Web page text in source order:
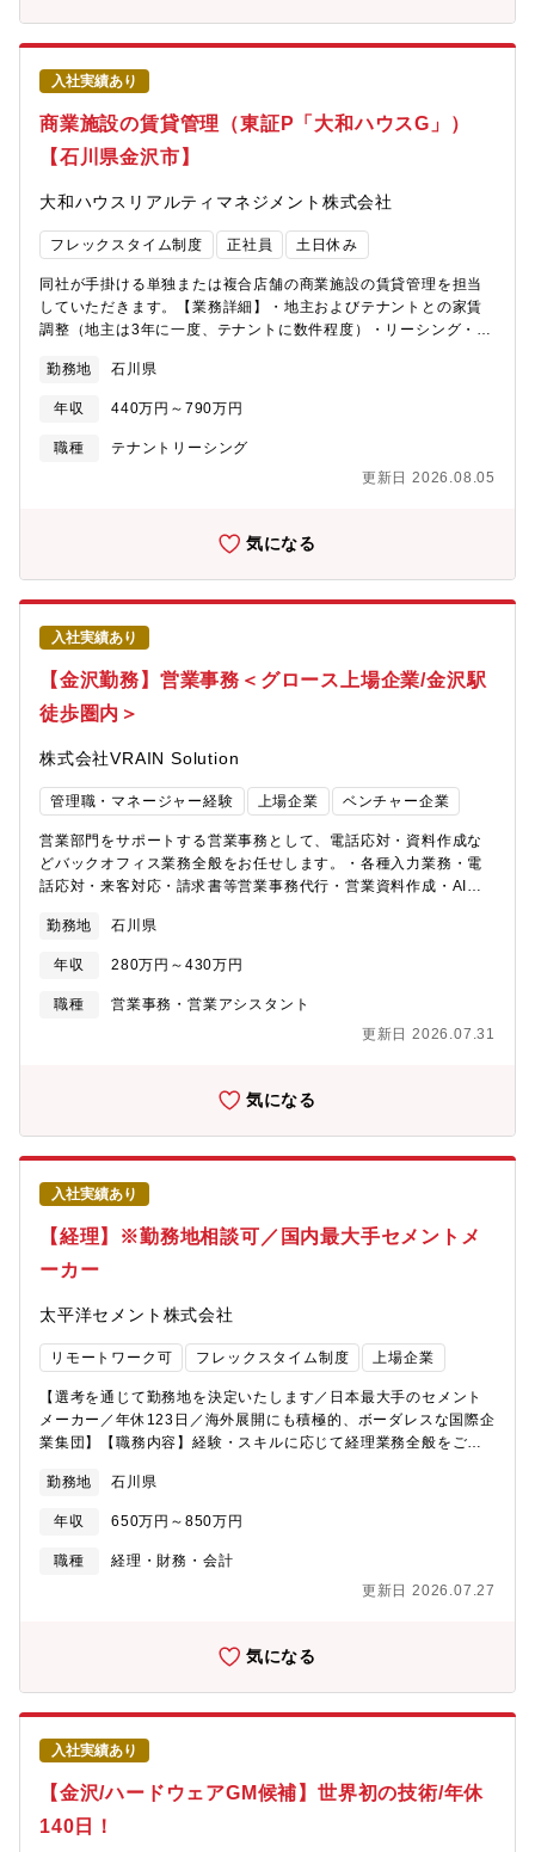
に資する製品を製造する主力工場において工程改善を主導するこ
とで、生産技術の第一線で活躍できます。業務の詳細車載用ガス
センサ（ジルコニア素子）の量産立上げ・生産性改善・品質向上
業務（1）設備改造および量産工程の立上げ・条件最適化（2）タ
クト短縮・歩留改善等による生産性向上および能力増強（3）品質
向上に向けた工程標準化・管理手法の改善【求める人物像】量産
品の工程改善業務において、関連部門と連携しながら、主体的に
ルールを疑い、あるべき姿を追求できる方・周りを巻き込み、一
丸となって目標を達成することにやりがいを感じる方・前向き
で、戦略的・論理的思考ができる方【活かせるスキル】・設備立
る工程設計・工程管理の経験・統計的手法を用いた品質管理・改
善業務の経験・自動車関連部品における品質管理・改善手法の知
識・各種セラミックプロセスの知識（原料調合～焼成）・セラミ
ック評価技術の知識（固体化学、有機化学、電気化学、触媒反
ェクト管理・推進能力・設備立上（条件出し～量産安定化）に必
析力（ビッグデータ活用含む）・IE（インダストリアルエンジニ
アリング）を活用した生産性改善手法・車載用ガスセンサおよび
本部 センサ事業部 生産技術2部【職場の雰囲気】製造現場の近
入社実績あり
商業施設の賃貸管理（東証P「大和ハウスG」）
【石川県金沢市】
大和ハウスリアルティマネジメント株式会社
フレックスタイム制度 正社員 土日休み
同社が手掛ける単独または複合店舗の商業施設の賃貸管理を担当
していただきます。【業務詳細】・地主およびテナントとの家賃
調整（地主は3年に一度、テナントに数件程度）・リーシング・契
作業 など※配属部署：北陸支店 賃貸課（金沢営業所）【入社
後の流れ】入社後は数物件からお任せし、チーム内で役割分担を
しながら、担当物件を増やしていく予定です。業務内容は幅広い
ため、様々な経験が積めます。ゆくゆくは後輩を持ってリーダー
勤務地 石川県
年収 440万円～790万円
職種
テナントリーシング
更新日 2026.08.05
気になる
入社実績あり
【金沢勤務】営業事務＜グロース上場企業/金沢駅
徒歩圏内＞
株式会社VRAIN Solution
管理職・マネージャー経験 上場企業 ベンチャー企業
営業部門をサポートする営業事務として、電話応対・資料作成な
どバックオフィス業務全般をお任せします。・各種入力業務・電
話応対・来客対応・請求書等営業事務代行・営業資料作成・AI学
ど）※営業資料作成についてはFMTがあり、入力作業になりま
す。パワーポイントの知識がなくても大丈夫です。【魅力ポイン
ト】★同社ではAIソフトウェアやハードウェアも保有していると
同時に、ベンダーフリーで顧客にカスタマイズしたライン提案を
利益が508％の成長を実現しており、2024年2月にはグロース市
しております！ ※売上総利益率80％以上★日本の製造業のデフ
ァクトスタンダードを本気で創りにいっている企業であり、日本
経済の競争力の向上へ直接的に寄与することにつながるため、社
会貢献性も含めた事業への誇りを持つことができます！【魅力ポ
イント】・2020年設立のスタートアップで、設立4年目で上場を
成し遂げた企業です！・現在は外観検査事業およびコンサルティ
ング事業を中心に事業拡大中で、売上高はYonY200%程度の成長
や高い営業利益率と収益性の高い事業経営を展開しており、新規
顧客数も右肩上がりに増えております！・新卒の20代前半の若手
しており、ボードメンバーはキーエンス出身者や大手銀行出身者
で構成され、スタートアップながらも堅実な経営を推進して企業
です！
勤務地 石川県
年収 280万円～430万円
職種
営業事務・営業アシスタント
更新日 2026.07.31
気になる
入社実績あり
【経理】※勤務地相談可／国内最大手セメントメ
ーカー
太平洋セメント株式会社
リモートワーク可 フレックスタイム制度 上場企業
【選考を通じて勤務地を決定いたします／日本最大手のセメント
メーカー／年休123日／海外展開にも積極的、ボーダレスな国際企
業集団】【職務内容】経験・スキルに応じて経理業務全般をご担
業務を担当頂くことを想定しております。■月次／年次決算 ■連
結決算 ■予算編成■監査法人対応 ■有価証券報告書作成 ■税務
申告等※本社勤務の場合は、決算・予算編成業務等の各種会計業
務をご担当いただきます。その他、工場・事業部・支店・海外事
もございます。※総合職での採用（転勤有）のため、経理部門に
幅広く活躍するチャンスが有ります。【募集背景】■経理業務の高
度化によるグループ全体での体制強化の為、増員募集。【組織構
成】■本社経理部：本社経理部は36名（50代2名、40代7名、30代
17名、20代以下10名） 経理グループ（単体/連結決算・管理会
計・税務など）と財務グループなど機能が分かれております。■支
店・工場経理：拠点によって人数は変わりますが、管理職1名＋メ
ンバー２～４名程度のイメージです。※面談等を通じて伺った希
望勤務地については、選考の中で考慮いたします。適性と組織状
況により、本社／支店(全国8か所)／工場(6か所)、グループ会社の
勤務地 石川県
年収 650万円～850万円
職種
経理・財務・会計
更新日 2026.07.27
気になる
入社実績あり
【金沢/ハードウェアGM候補】世界初の技術/年休
140日！